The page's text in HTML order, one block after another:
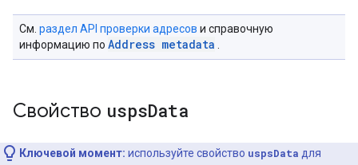
См. раздел API проверки адресов и справочную
информацию по Address metadata
Свойство uspsData
Ключевой момент: используйте свойство uspsData для